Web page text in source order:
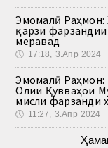
Эмомалӣ
қарзи
меравад
🕔 17:18, 3.Апр 2024
Эмомалӣ
Олии Қувваҳои
мисли фарзанди
🕔 11:27, 3.Апр 2024